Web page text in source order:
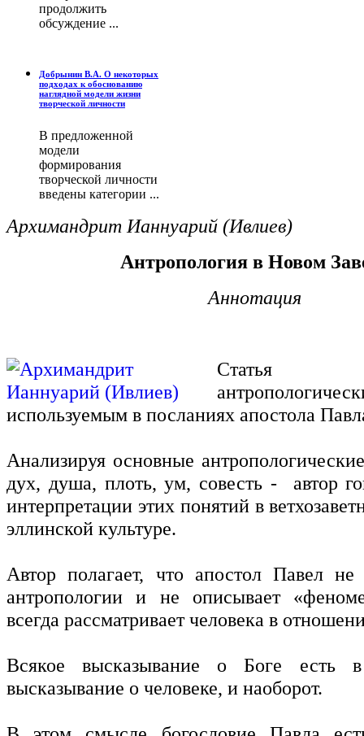
продолжить
обсуждение ...
Добрынин В.А. О некоторых
подходах к обоснованию
наглядной модели жизни
творческой личности
В предложенной
модели
формирования
творческой личности
введены категории ...
Архимандрит Ианнуарий (Ивлиев)
Антропология в Новом
Аннотация
Статья
используемым в посланиях апостола
Анализируя основные
дух, душа, плоть, ум, совесть - автор
интерпретации этих понятий в
эллинской культуре.
Автор полагает, что апостол Павел не
антропологии и не описывает
всегда рассматривает человека в
Всякое высказывание о Боге
высказывание о человеке, и наоборот.